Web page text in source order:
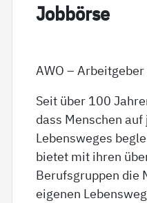
Job­bör­se
AWO –
Seit über 100
dass Menschen
Lebensweges
bietet mit ihren
Berufsgruppen die
eigenen